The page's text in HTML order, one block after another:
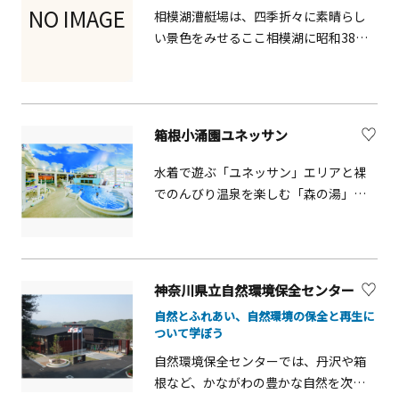
り利用に加え、宿泊も可能になりまし
た。温泉エリアは朝7:00から営業。朝
NO IMAGE
相模湖漕艇場は、四季折々に素晴らし
い景色をみせるここ相模湖に昭和38年
り、また青少年の健全な育成の場とし
て、さらに昭和39年には東京オリンピ
ックのカヌー会場となるなど、ボー
ト・カヌーのメッカとして各種の大会
が開催され、多くの人々に利用されて
箱根小涌園ユネッサン
水着で遊ぶ「ユネッサン」エリアと裸
でのんびり温泉を楽しむ「森の湯」の2
で唯一のウォータスライダーや流れる
プールもあります。更に不思議な感覚
が味わえる「ドクターフィッシュの足
湯」などがあり、皆で水着で楽しめま
す。「森の湯」は箱根外輪山を眺める
庭園露天風呂が自慢。貸切風呂も増設
で大好評。「お休み処」やエステやマ
神奈川県立自然環境保全センター
自然とふれあい、自然環境の保全と再生に
ついて学ぼう
自然環境保全センターでは、丹沢や箱
根など、かながわの豊かな自然を次世